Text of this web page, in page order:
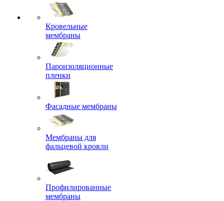
Кровельные
мембраны
Пароизоляционные
пленки
Фасадные мембраны
Мембраны для
фальцевой кровли
Профилированные
мембраны